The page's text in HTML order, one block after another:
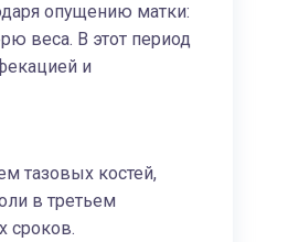
опущению матки:
веса. В этот период
и
тазовых костей,
в третьем
сроков.